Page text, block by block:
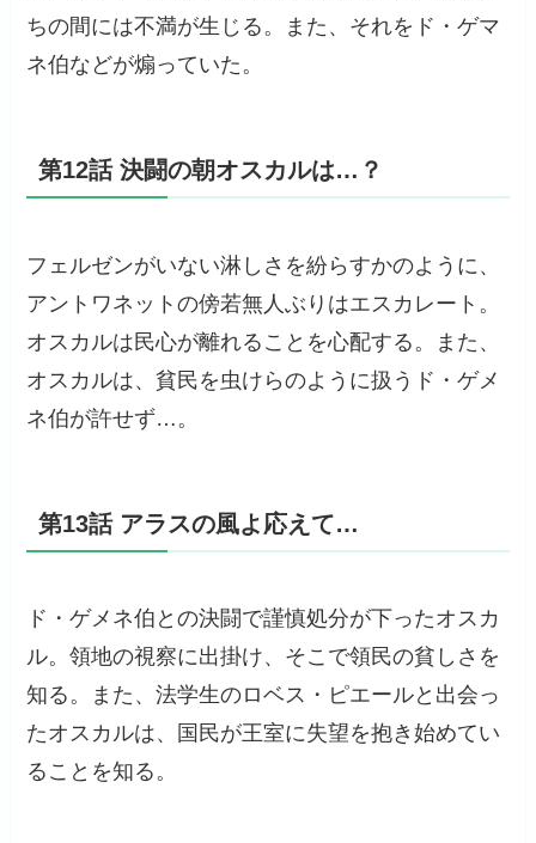
ちの間には不満が生じる。また、それをド・ゲマ
ネ伯などが煽っていた。
第12話 決闘の朝オスカルは…？
フェルゼンがいない淋しさを紛らすかのように、
アントワネットの傍若無人ぶりはエスカレート。
オスカルは民心が離れることを心配する。また、
オスカルは、貧民を虫けらのように扱うド・ゲメ
ネ伯が許せず…。
第13話 アラスの風よ応えて…
ド・ゲメネ伯との決闘で謹慎処分が下ったオスカ
ル。領地の視察に出掛け、そこで領民の貧しさを
知る。また、法学生のロベス・ピエールと出会っ
たオスカルは、国民が王室に失望を抱き始めてい
ることを知る。